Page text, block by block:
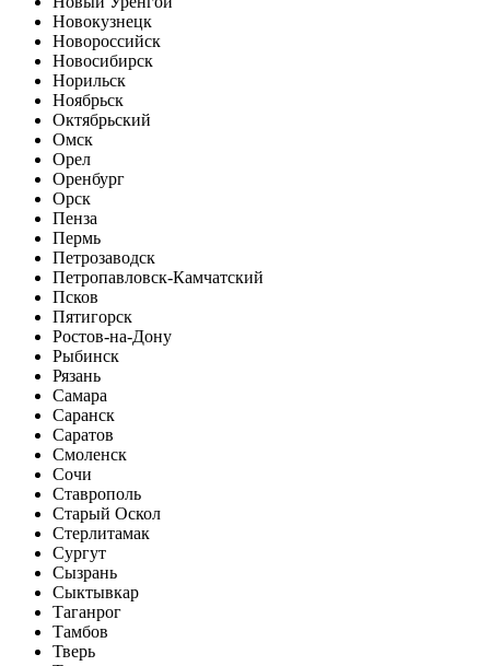
Новокузнецк
Новороссийск
Новосибирск
Норильск
Ноябрьск
Октябрьский
Омск
Орел
Оренбург
Орск
Пенза
Пермь
Петрозаводск
Петропавловск-Камчатский
Псков
Пятигорск
Ростов-на-Дону
Рыбинск
Рязань
Самара
Саранск
Саратов
Смоленск
Сочи
Ставрополь
Старый Оскол
Стерлитамак
Сургут
Сызрань
Сыктывкар
Таганрог
Тамбов
Тверь